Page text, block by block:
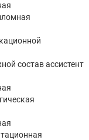
составассистент